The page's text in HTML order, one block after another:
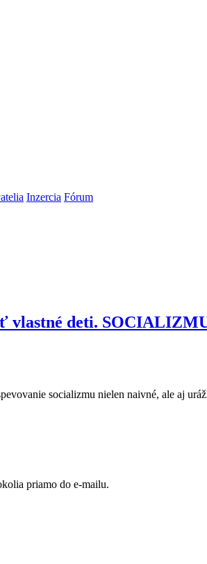
Inzercia Fórum
vlastné deti.
socializmu nielen naivné, ale aj
priamo do e-mailu.